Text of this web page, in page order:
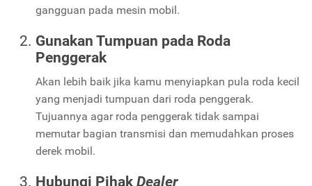
gangguan pada mesin mobil.
Gunakan Tumpuan pada Roda
Penggerak
Akan lebih baik jika kamu menyiapkan pula roda kecil
yang menjadi tumpuan dari roda penggerak.
Tujuannya agar roda penggerak tidak sampai
memutar bagian transmisi dan memudahkan proses
derek mobil.
Hubungi PihakDealer